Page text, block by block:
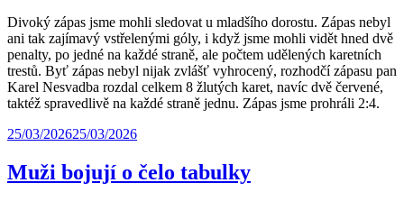
Divoký zápas jsme mohli sledovat u mladšího dorostu. Zápas nebyl
ani tak zajímavý vstřelenými góly, i když jsme mohli vidět hned dvě
penalty, po jedné na každé straně, ale počtem udělených karetních
trestů. Byť zápas nebyl nijak zvlášť vyhrocený, rozhodčí zápasu pan
Karel Nesvadba rozdal celkem 8 žlutých karet, navíc dvě červené,
taktéž spravedlivě na každé straně jednu. Zápas jsme prohráli 2:4.
25/03/202625/03/2026
Muži bojují o čelo tabulky